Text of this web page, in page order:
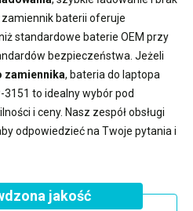
zamiennik baterii oferuje
standardowe baterie OEM przy
bezpieczeństwa. Jeżeli
zamiennika, bateria do laptopa
3151 to idealny wybór pod
i ceny. Nasz zespół obsługi
odpowiedzieć na Twoje pytania i
jakość